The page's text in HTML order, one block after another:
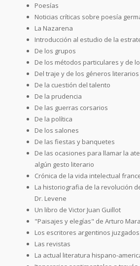
Poesías
Noticias críticas sobre poesía
La Nazarena
Introducción al estudio de la
De los grupos
De los métodos particulares y de
Del traje y de los géneros literarios
De la cuestión del talento
De la prudencia
De las guerras corsarios
De la política
De los salones
De las fiestas y banquetes
De las ocasiones para llamar la
algún gesto literario
Crónica de la vida intelectual
La historiografia de la revolución
Dr. Levene
Un libro de Victor Juan Guillot
"Paisajes y elegías" de Arturo
Los escritores argentinos
Las revistas
La actual literatura hispano-